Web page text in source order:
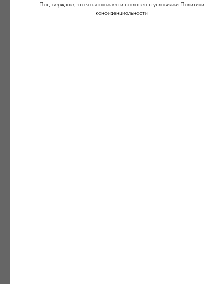
Подтверждаю, что я ознакомлен и согласен с условиями Политики
конфиденциальности